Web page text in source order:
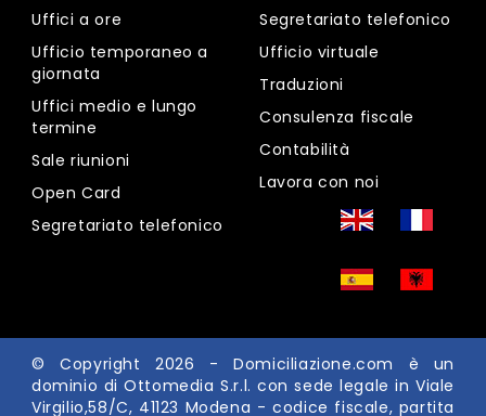
Uffici a ore
Ufficio temporaneo a
giornata
Uffici medio e lungo
termine
Sale riunioni
Open Card
Segretariato telefonico
Segretariato telefonico
Ufficio virtuale
Traduzioni
Consulenza fiscale
Contabilità
Lavora con noi
© Copyright 2026 -Domiciliazione.com
è un
dominio di Ottomedia S.r.l. con sede legale in Viale
Virgilio,58/C, 41123 Modena - codice fiscale, partita